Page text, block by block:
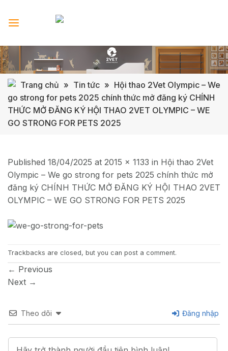
Trang chủ » Tin tức » Hội thao 2Vet Olympic – We
go strong for pets 2025 chính thức mở đăng ký CHÍNH
THỨC MỞ ĐĂNG KÝ HỘI THAO 2VET OLYMPIC – WE
GO STRONG FOR PETS 2025
Published 18/04/2025 at 2015 × 1133 in Hội thao 2Vet
Olympic – We go strong for pets 2025 chính thức mở
đăng ký CHÍNH THỨC MỞ ĐĂNG KÝ HỘI THAO 2VET
OLYMPIC – WE GO STRONG FOR PETS 2025
Trackbacks are closed, but you can post a comment.
← Previous
Next →
Theo dõi Đăng nhập